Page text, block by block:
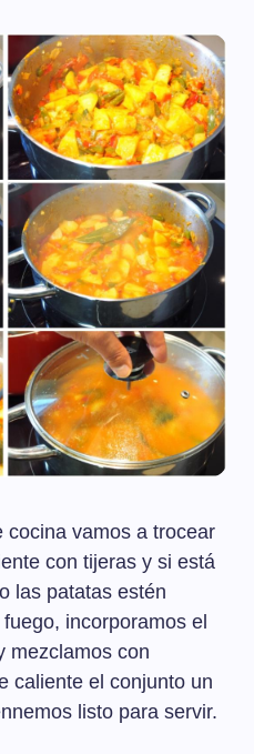
cocina vamos a trocear
con tijeras y si está
las patatas estén
incorporamos el
mezclamos con
caliente el conjunto un
listo para servir.